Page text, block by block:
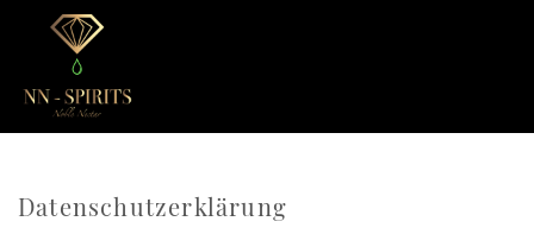
Datenschutzerklärung